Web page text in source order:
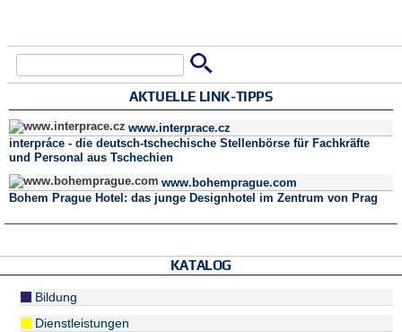
AKTUELLE LINK-TIPPS
www.interprace.cz
interpráce - die deutsch-tschechische Stellenbörse für Fachkräfte
und Personal aus Tschechien
www.bohemprague.com
Bohem Prague Hotel: das junge Designhotel im Zentrum von Prag
KATALOG
Bildung
Dienstleistungen